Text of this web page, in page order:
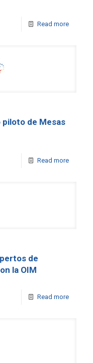
Read more
de Mesas
Read more
de
la OIM
Read more